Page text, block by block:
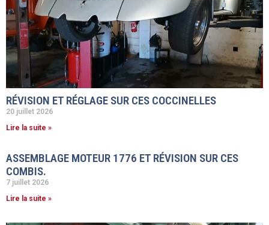
RÉVISION ET RÉGLAGE SUR CES COCCINELLES
20 juillet 2026
Lire la suite »
ASSEMBLAGE MOTEUR 1776 ET RÉVISION SUR CES
COMBIS.
7 juillet 2026
Lire la suite »